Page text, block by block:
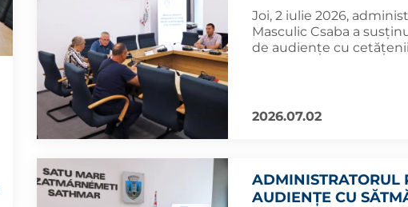
Joi, 2 iulie 2026,
Masculic Csaba a
de audiențe cu
2026.07.02
ADMINISTRATORUL
AUDIENȚE CU